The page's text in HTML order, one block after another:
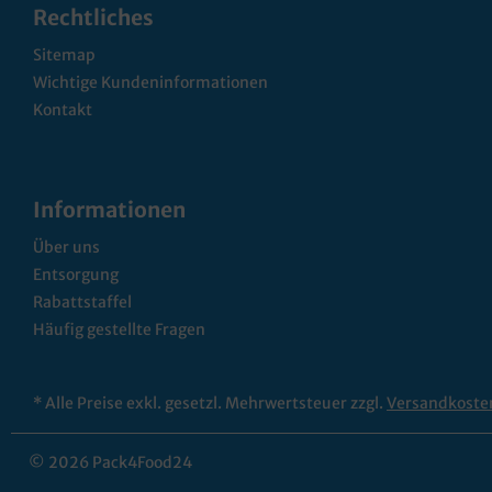
Rechtliches
Sitemap
Wichtige Kundeninformationen
Kontakt
Informationen
Über uns
Entsorgung
Rabattstaffel
Häufig gestellte Fragen
* Alle Preise exkl. gesetzl. Mehrwertsteuer zzgl.
© 2026 Pack4Food24